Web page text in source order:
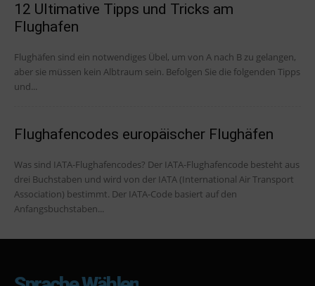
12 Ultimative Tipps und Tricks am
Flughafen
Flughäfen sind ein notwendiges Übel, um von A nach B zu gelangen,
aber sie müssen kein Albtraum sein. Befolgen Sie die folgenden Tipps
und...
Flughafencodes europäischer Flughäfen
Was sind IATA-Flughafencodes? Der IATA-Flughafencode besteht aus
drei Buchstaben und wird von der IATA (International Air Transport
Association) bestimmt. Der IATA-Code basiert auf den
Anfangsbuchstaben...